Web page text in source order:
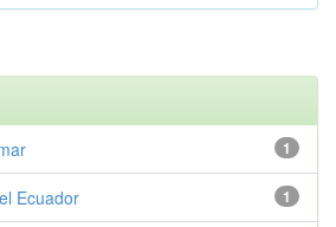
1
1
Ecuador